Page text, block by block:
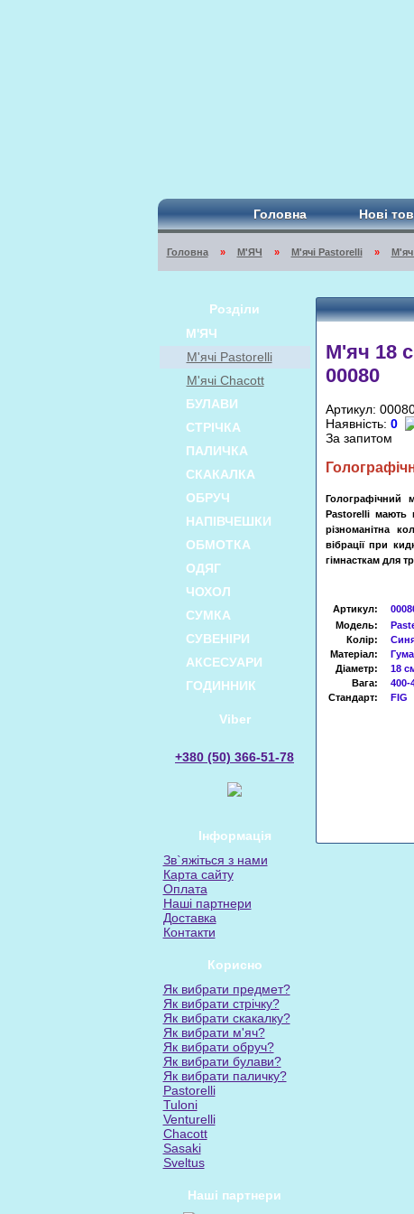
Головна Нові
Головна » М'ЯЧ » М'ячі Pastorelli » М'яч
Розділи
М'ЯЧ
М'ячі Pastorelli
М'ячі Chacott
БУЛАВИ
СТРІЧКА
ПАЛИЧКА
СКАКАЛКА
ОБРУЧ
НАПІВЧЕШКИ
ОБМОТКА
ОДЯГ
ЧОХОЛ
СУМКА
СУВЕНІРИ
АКСЕСУАРИ
ГОДИННИК
Viber
+380 (50) 366-51-78
Інформація
Зв`яжіться з нами
Карта сайту
Оплата
Наші партнери
Доставка
Контакти
Корисно
Як вибрати предмет?
Як вибрати стрічку?
Як вибрати скакалку?
Як вибрати м'яч?
Як вибрати обруч?
Як вибрати булави?
Як вибрати паличку?
Pastorelli
Tuloni
Venturelli
Chacott
Sasaki
Sveltus
Наші партнери
М'яч 18
00080
Артикул:
Наявність: 0
За запитом
Голографічний
Pastorelli мають
різноманітна
вібрації при
гімнасткам для
Артикул:
Модель:
Колір:
Матеріал:
Гума
Діаметр:
18
Вага:
400-
Стандарт:
FIG